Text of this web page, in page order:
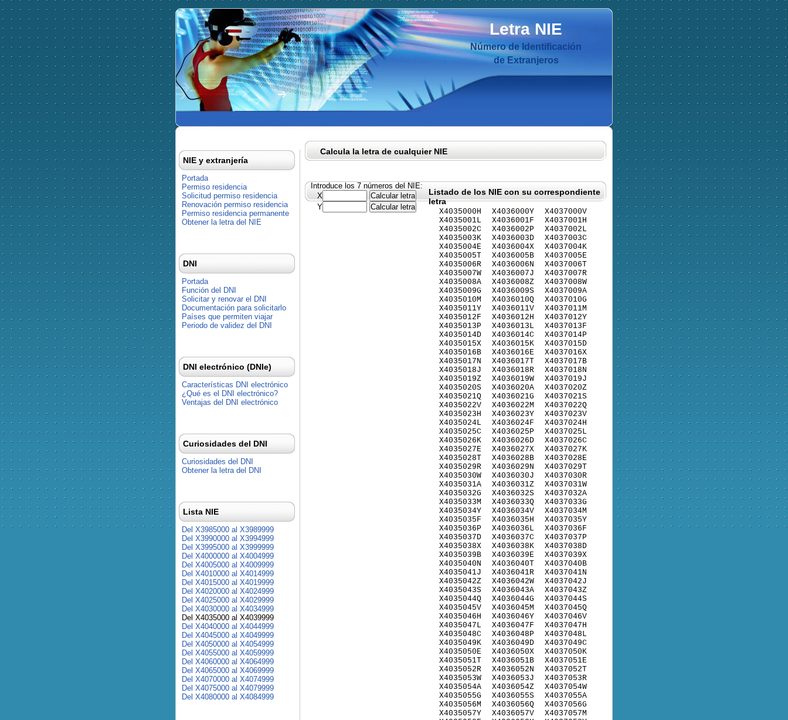
Letra NIE
Número de Identificación
de Extranjeros
Calcula la letra de cualquier NIE
Introduce los 7 números del NIE:
X
Y
Listado de los NIE con su correspondiente
letra
X4035000H
X4035001L
X4035002C
X4035003K
X4035004E
X4035005T
X4035006R
X4035007W
X4035008A
X4035009G
X4035010M
X4035011Y
X4035012F
X4035013P
X4035014D
X4035015X
X4035016B
X4035017N
X4035018J
X4035019Z
X4035020S
X4035021Q
X4035022V
X4035023H
X4035024L
X4035025C
X4035026K
X4035027E
X4035028T
X4035029R
X4035030W
X4035031A
X4035032G
X4035033M
X4035034Y
X4035035F
X4035036P
X4035037D
X4035038X
X4035039B
X4035040N
X4035041J
X4035042Z
X4035043S
X4035044Q
X4035045V
X4035046H
X4035047L
X4035048C
X4035049K
X4035050E
X4035051T
X4035052R
X4035053W
X4035054A
X4035055G
X4035056M
X4035057Y
X4036000Y
X4036001F
X4036002P
X4036003D
X4036004X
X4036005B
X4036006N
X4036007J
X4036008Z
X4036009S
X4036010Q
X4036011V
X4036012H
X4036013L
X4036014C
X4036015K
X4036016E
X4036017T
X4036018R
X4036019W
X4036020A
X4036021G
X4036022M
X4036023Y
X4036024F
X4036025P
X4036026D
X4036027X
X4036028B
X4036029N
X4036030J
X4036031Z
X4036032S
X4036033Q
X4036034V
X4036035H
X4036036L
X4036037C
X4036038K
X4036039E
X4036040T
X4036041R
X4036042W
X4036043A
X4036044G
X4036045M
X4036046Y
X4036047F
X4036048P
X4036049D
X4036050X
X4036051B
X4036052N
X4036053J
X4036054Z
X4036055S
X4036056Q
X4036057V
X4037000V
X4037001H
X4037002L
X4037003C
X4037004K
X4037005E
X4037006T
X4037007R
X4037008W
X4037009A
X4037010G
X4037011M
X4037012Y
X4037013F
X4037014P
X4037015D
X4037016X
X4037017B
X4037018N
X4037019J
X4037020Z
X4037021S
X4037022Q
X4037023V
X4037024H
X4037025L
X4037026C
X4037027K
X4037028E
X4037029T
X4037030R
X4037031W
X4037032A
X4037033G
X4037034M
X4037035Y
X4037036F
X4037037P
X4037038D
X4037039X
X4037040B
X4037041N
X4037042J
X4037043Z
X4037044S
X4037045Q
X4037046V
X4037047H
X4037048L
X4037049C
X4037050K
X4037051E
X4037052T
X4037053R
X4037054W
X4037055A
X4037056G
X4037057M
NIE y extranjería
Portada
Permiso residencia
Solicitud permiso residencia
Renovación permiso residencia
Permiso residencia permanente
Obtener la letra del NIE
DNI
Portada
Función del DNI
Solicitar y renovar el DNI
Documentación para solicitarlo
Países que permiten viajar
Periodo de validez del DNI
DNI electrónico (DNIe)
Características DNI electrónico
¿Qué es el DNI electrónico?
Ventajas del DNI electrónico
Curiosidades del DNI
Curiosidades del DNI
Obtener la letra del DNI
Lista NIE
Del X3985000 al X3989999
Del X3990000 al X3994999
Del X3995000 al X3999999
Del X4000000 al X4004999
Del X4005000 al X4009999
Del X4010000 al X4014999
Del X4015000 al X4019999
Del X4020000 al X4024999
Del X4025000 al X4029999
Del X4030000 al X4034999
Del X4035000 al X4039999
Del X4040000 al X4044999
Del X4045000 al X4049999
Del X4050000 al X4054999
Del X4055000 al X4059999
Del X4060000 al X4064999
Del X4065000 al X4069999
Del X4070000 al X4074999
Del X4075000 al X4079999
Del X4080000 al X4084999